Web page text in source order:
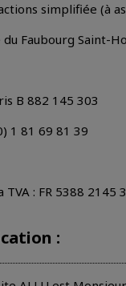
simplifiée (à
Faubourg Saint-
B 882 145 303
1 81 69 81 39
: FR 5388 2145
: